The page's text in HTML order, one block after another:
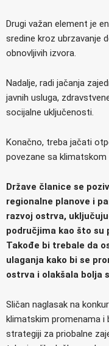
Drugi važan element je
sredine kroz ubrzavanje
obnovljivih izvora.
Nadalje, radi jačanja
javnih usluga,
socijalne uključenosti.
Konačno, treba jačati
povezane sa
Države članice se
regionalne planove i
razvoj ostrva,
područjima kao što
Takođe bi trebale da
ulaganja kako bi se
ostrva i olakšala bolja
Sličan naglasak na
klimatskim promenama i
strategiji za priobalne